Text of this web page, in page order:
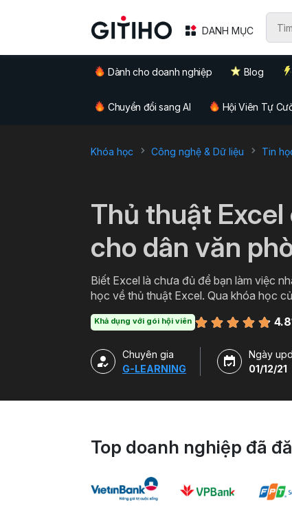
DANH MỤC
Dành cho doanh nghiệp Blog
Chuyển đổi sang AI Hội Viên Tự
Khóa học Công nghệ & Dữ liệu Tin
Thủ thuật
cho dân văn
Biết Excel là chưa đủ để bạn làm việc
học về thủ thuật Excel. Qua khóa học
Khả dụng với gói hội viên
Chuyên gia
G-LEARNING
Ngày
01/12/21
Top doanh nghiệp đã